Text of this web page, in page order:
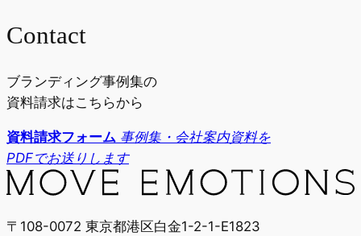
Contact
ブランディング事例集の
資料請求はこちらから
資料請求フォーム 事例集・会社案内資料を
PDFでお送りします
〒108-0072 東京都港区白金1-2-1-E1823